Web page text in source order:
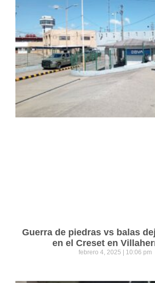
Guerra de piedras vs balas
en el Creset en
febrero 4, 2025 10:06 pm